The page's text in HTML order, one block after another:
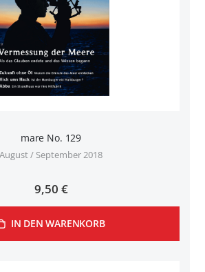
mare No. 129
August / September 2018
9,50 €
IN DEN WARENKORB